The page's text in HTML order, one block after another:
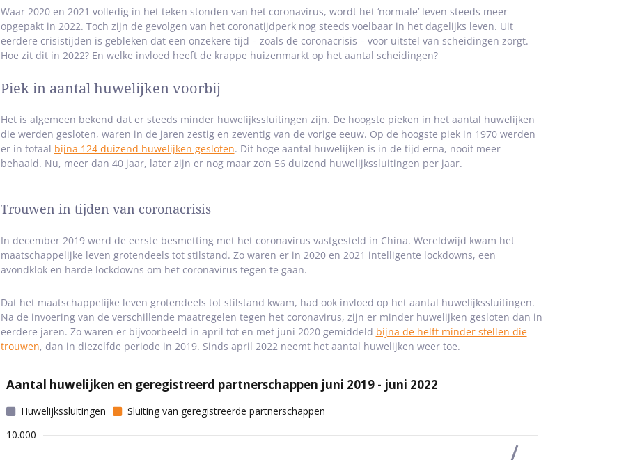
Waar 2020 en 2021 volledig in het teken stonden van het coronavirus, wordt het ‘normale’ leven steeds meer
opgepakt in 2022. Toch zijn de gevolgen van het coronatijdperk nog steeds voelbaar in het dagelijks leven. Uit
eerdere crisistijden is gebleken dat een onzekere tijd – zoals de coronacrisis – voor uitstel van scheidingen zorgt.
Hoe zit dit in 2022? En welke invloed heeft de krappe huizenmarkt op het aantal scheidingen?
Piek in aantal huwelijken voorbij
Het is algemeen bekend dat er steeds minder huwelijkssluitingen zijn. De hoogste pieken in het aantal huwelijken
die werden gesloten, waren in de jaren zestig en zeventig van de vorige eeuw. Op de hoogste piek in 1970 werden
er in totaal bijna 124 duizend huwelijken gesloten. Dit hoge aantal huwelijken is in de tijd erna, nooit meer
behaald. Nu, meer dan 40 jaar, later zijn er nog maar zo’n 56 duizend huwelijkssluitingen per jaar.
Trouwen in tijden van coronacrisis
In december 2019 werd de eerste besmetting met het coronavirus vastgesteld in China. Wereldwijd kwam het
maatschappelijke leven grotendeels tot stilstand. Zo waren er in 2020 en 2021 intelligente lockdowns, een
avondklok en harde lockdowns om het coronavirus tegen te gaan.
Dat het maatschappelijke leven grotendeels tot stilstand kwam, had ook invloed op het aantal huwelijkssluitingen.
Na de invoering van de verschillende maatregelen tegen het coronavirus, zijn er minder huwelijken gesloten dan in
eerdere jaren. Zo waren er bijvoorbeeld in april tot en met juni 2020 gemiddeld bijna de helft minder stellen die
trouwen, dan in diezelfde periode in 2019. Sinds april 2022 neemt het aantal huwelijken weer toe.